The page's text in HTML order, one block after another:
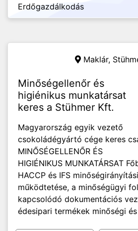
Erdőgazdálkodás
Maklár,
Minőségellenőr és
higiénikus munkatársat
keres a Stühmer Kft.
Magyarország egyik vezető
csokoládégyártó cége keres
MINŐSÉGELLENŐR ÉS
HIGIÉNIKUS MUNKATÁRSAT
HACCP és IFS
működtetése, a minőségügyi
kapcsolódó dokumentációs
édesipari termékek minőségi és